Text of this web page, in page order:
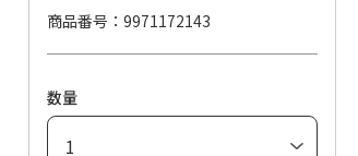
商品番号
9971172143
数量